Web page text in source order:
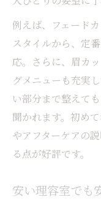
例えば、フェード
スタイルから、定
応。さらに、眉カ
グメニューも充実
い部分まで整えて
聞かれます。初め
やアフターケアの
る点が好評です。
安い理容室でも